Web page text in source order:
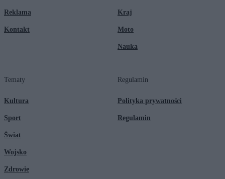
Reklama
Kontakt
Kraj
Moto
Nauka
Tematy
Kultura
Sport
Świat
Wojsko
Zdrowie
Regulamin
Polityka prywatności
Regulamin